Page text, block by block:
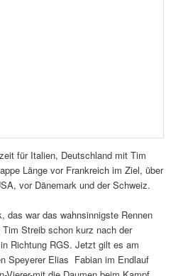
für Italien, Deutschland mit Tim
Länge vor Frankreich im Ziel, über
vor Dänemark und der Schweiz.
das war das wahnsinnigste Rennen
Streib schon kurz nach der
Richtung RGS. Jetzt gilt es am
Speyerer Elias Fabian im Endlauf